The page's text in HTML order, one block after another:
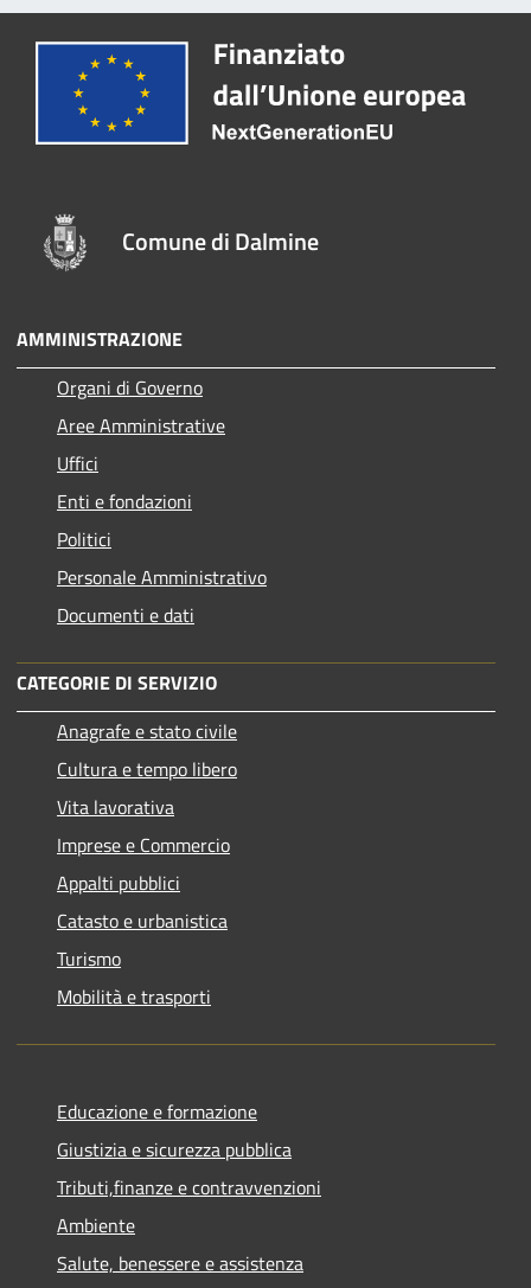
Comune di Dalmine
AMMINISTRAZIONE
Organi di Governo
Aree Amministrative
Uffici
Enti e fondazioni
Politici
Personale Amministrativo
Documenti e dati
CATEGORIE DI SERVIZIO
Anagrafe e stato civile
Cultura e tempo libero
Vita lavorativa
Imprese e Commercio
Appalti pubblici
Catasto e urbanistica
Turismo
Mobilità e trasporti
Educazione e formazione
Giustizia e sicurezza pubblica
Tributi,finanze e contravvenzioni
Ambiente
Salute, benessere e assistenza